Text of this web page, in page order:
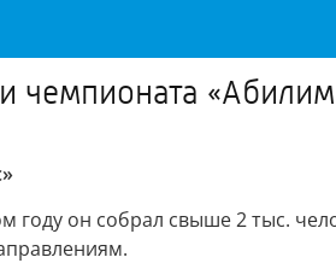
чемпионата
он собрал свыше 2 тыс.